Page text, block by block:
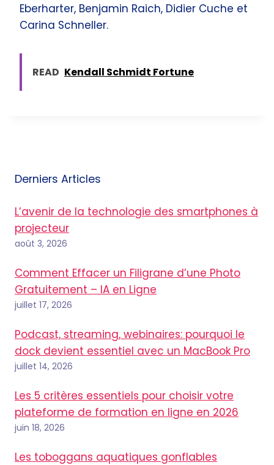
Eberharter, Benjamin Raich, Didier Cuche et
Carina Schneller.
READ Kendall Schmidt Fortune
Derniers Articles
L’avenir de la technologie des smartphones à
projecteur
août 3, 2026
Comment Effacer un Filigrane d’une Photo
Gratuitement – IA en Ligne
juillet 17, 2026
Podcast, streaming, webinaires: pourquoi le
dock devient essentiel avec un MacBook Pro
juillet 14, 2026
Les 5 critères essentiels pour choisir votre
plateforme de formation en ligne en 2026
juin 18, 2026
Les toboggans aquatiques gonflables